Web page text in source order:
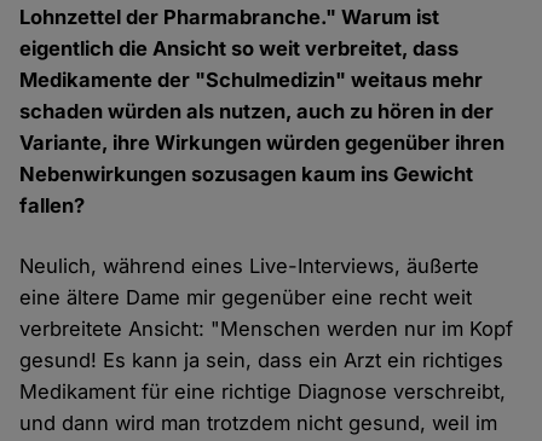
Lohnzettel der Pharmabranche." Warum ist
eigentlich die Ansicht so weit verbreitet, dass
Medikamente der "Schulmedizin" weitaus mehr
schaden würden als nutzen, auch zu hören in der
Variante, ihre Wirkungen würden gegenüber ihren
Nebenwirkungen sozusagen kaum ins Gewicht
fallen?
Neulich, während eines Live-Interviews, äußerte
eine ältere Dame mir gegenüber eine recht weit
verbreitete Ansicht: "Menschen werden nur im Kopf
gesund! Es kann ja sein, dass ein Arzt ein richtiges
Medikament für eine richtige Diagnose verschreibt,
und dann wird man trotzdem nicht gesund, weil im